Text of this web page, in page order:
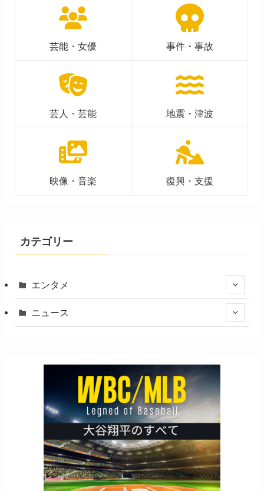
芸能・女優 事件・事故
芸人・芸能 地震・津波
映像・音楽 復興・支援
カテゴリー
エンタメ
ニュース